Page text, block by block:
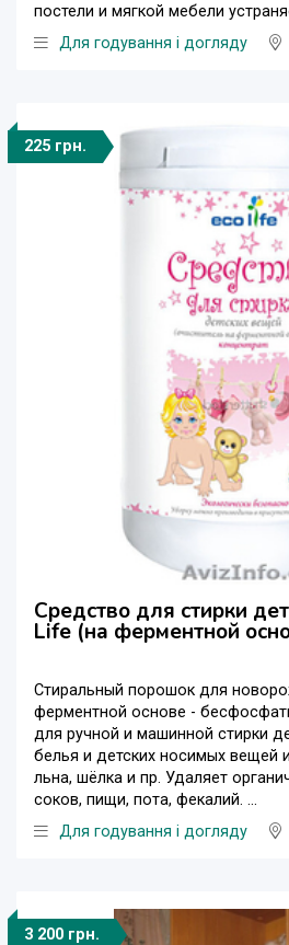
постели и мягкой мебели
Для годування і догляду
225 грн.
Средство для стирки
Life (на ферментной
Стиральный порошок для
ферментной основе -
для ручной и машинной стирки
белья и детских носимых вещей
льна, шёлка и пр. Удаляет
соков, пищи, пота, фекалий. ...
Для годування і догляду
3 200 грн.